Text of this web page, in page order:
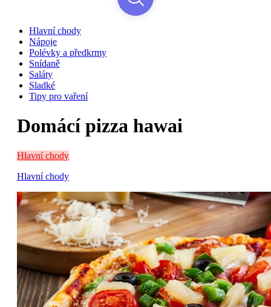
Hlavní chody
Nápoje
Polévky a předkrmy
Snídaně
Saláty
Sladké
Tipy pro vaření
Domácí pizza hawai
Hlavní chody
Hlavní chody